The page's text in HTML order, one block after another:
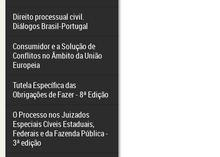
Direito processual civil.
Diálogos Brasil-Portugal
Consumidor e a Solução de
Conflitos no Âmbito da União
Europeia
Tutela Específica das
Obrigações de Fazer - 8ª Edição
O Processo nos Juizados
Especiais Cíveis Estaduais,
Federais e da Fazenda Pública -
3ª edição